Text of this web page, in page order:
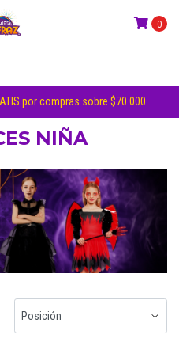
por compras sobre $70.000
0
NIÑA